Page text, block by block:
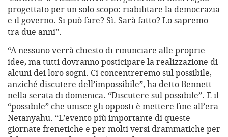
progettato per un solo scopo: riabilitare la democrazia
e il governo. Si può fare? Sì. Sarà fatto? Lo sapremo
tra due anni”.
“A nessuno verrà chiesto di rinunciare alle proprie
idee, ma tutti dovranno posticipare la realizzazione di
alcuni dei loro sogni. Ci concentreremo sul possibile,
anziché discutere dell’impossibile”, ha detto Bennett
nella serata di domenica. “Discutere sul possibile”. E il
“possibile” che unisce gli opposti è mettere fine all’era
Netanyahu. “L’evento più importante di queste
giornate frenetiche e per molti versi drammatiche per